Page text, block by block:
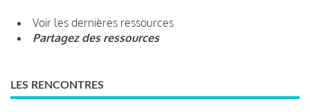
Voir les dernières ressources
Partagez des ressources
LES RENCONTRES